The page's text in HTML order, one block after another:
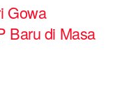
Gowa
Baru di Masa